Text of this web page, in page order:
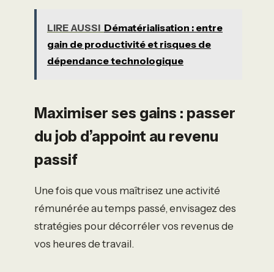
LIRE AUSSI Dématérialisation : entre
gain de productivité et risques de
dépendance technologique
Maximiser ses gains : passer
du job d’appoint au revenu
passif
Une fois que vous maîtrisez une activité
rémunérée au temps passé, envisagez des
stratégies pour décorréler vos revenus de
vos heures de travail.